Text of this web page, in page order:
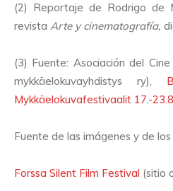
(2) Reportaje de Rodrigo de
revista Arte y cinematografía,
(3) Fuente: Asociación del
mykkäelokuvayhdistys ry),
Mykkäelokuvafestivaalit 17.-
Fuente de las imágenes y de
Forssa Silent Film Festival (sitio